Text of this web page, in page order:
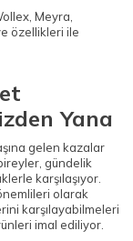
Meyra,
özellikleri ile
Yana
gelen kazalar
gündelik
karşılaşıyor.
olarak
karşılayabilmeleri
imal ediliyor.